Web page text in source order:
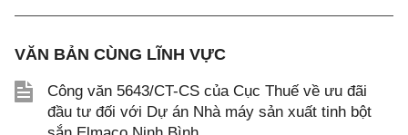
VĂN BẢN CÙNG LĨNH VỰC
Công văn 5643/CT-CS của Cục Thuế về ưu đãi
đầu tư đối với Dự án Nhà máy sản xuất tinh bột